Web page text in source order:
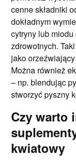
cenne składniki
dokładnym
cytryny lub
zdrowotnych.
jako
Można również
– np. blendując
stworzyć pyszny
Czy warto
kwiatowy